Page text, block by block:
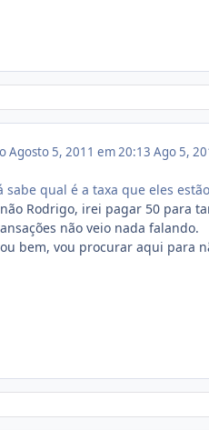
Agosto 5, 2011 em 20:13 Ago 5,
sabe qual é a taxa que eles
Rodrigo, irei pagar 50 para
não veio nada falando.
bem, vou procurar aqui para